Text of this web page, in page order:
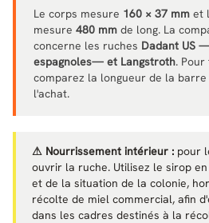
Le corps mesure 160 × 37 mm et
mesure 480 mm de long. La
concerne les ruches Dadant US
espagnoles— et Langstroth.
comparez la longueur de la
l'achat.
⚠ Nourrissement intérieur : pour
ouvrir la ruche. Utilisez le sirop
et de la situation de la colonie,
récolte de miel commercial, afin
dans les cadres destinés à la